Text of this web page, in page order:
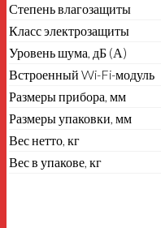
Степень влагозащиты
Класс электрозащиты
Уровень шума, дБ (А)
Встроенный Wi-Fi-модуль
Размеры прибора, мм
Размеры упаковки, мм
Вес нетто, кг
Вес в упакове, кг